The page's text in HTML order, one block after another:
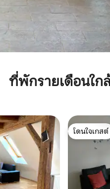
ที่พักรายเดือนใก
โดนใจเกสต์
โดนใจเกสต์